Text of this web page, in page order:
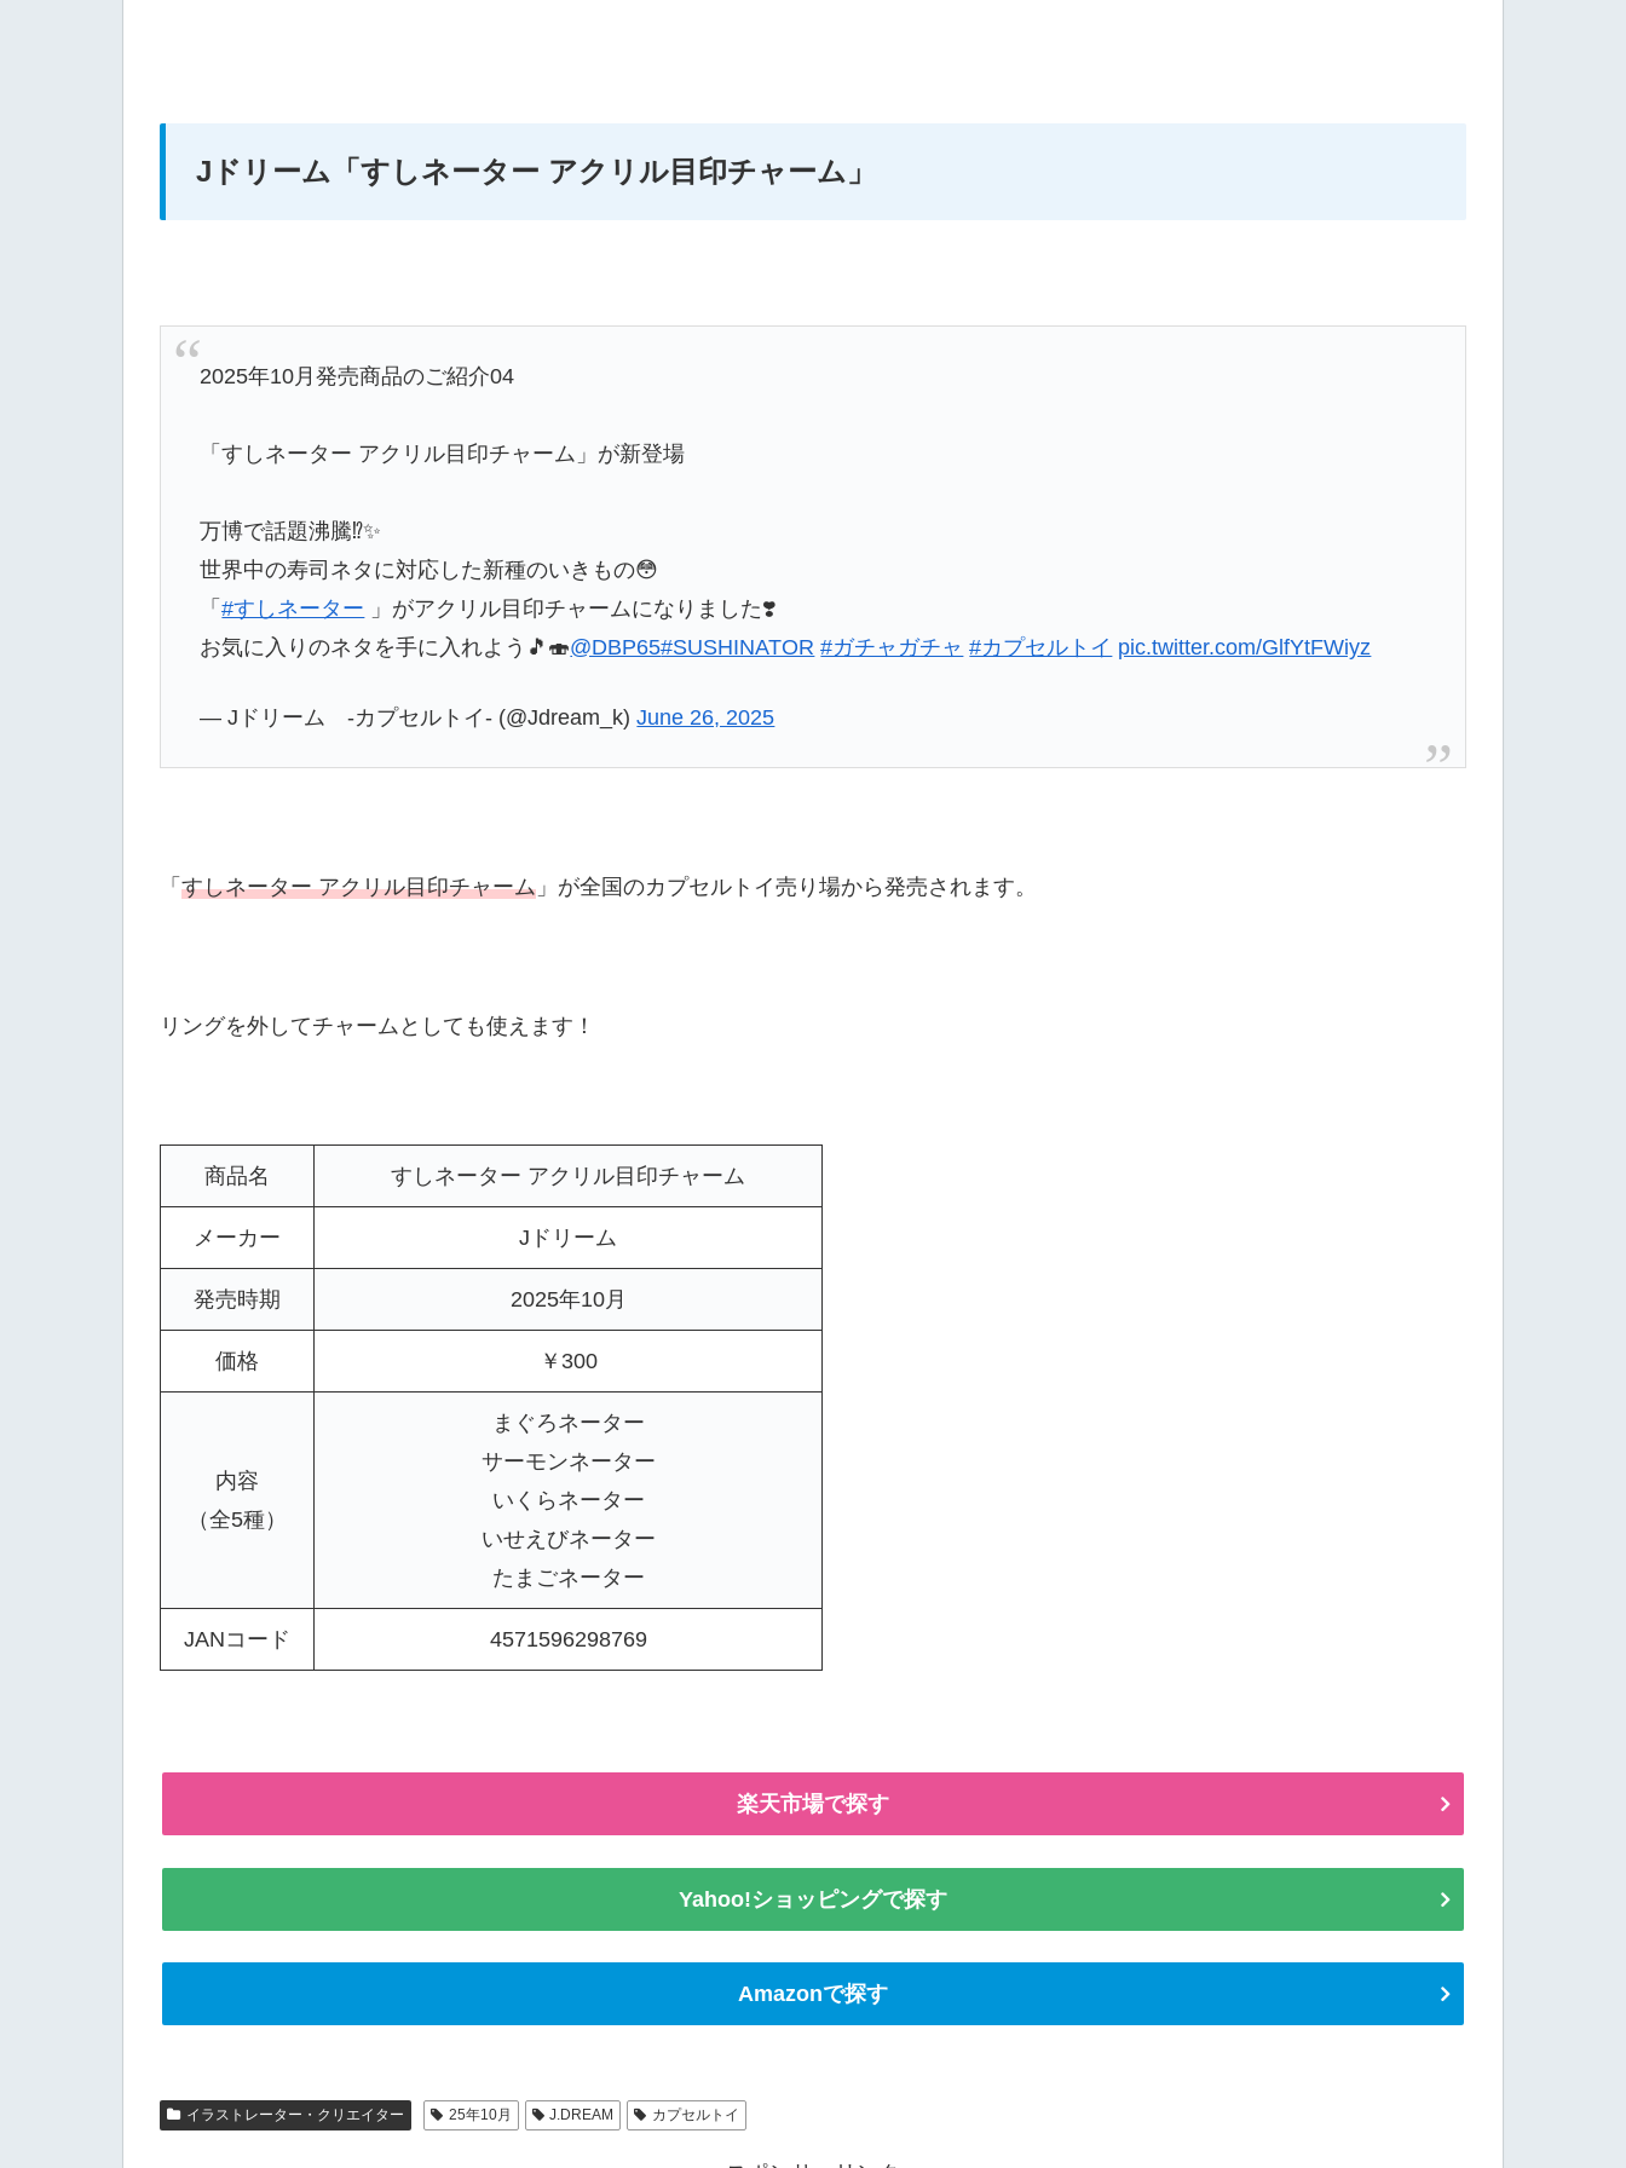
Jドリーム 「すしネーター アクリル目印チャーム」
2025年10月発売商品のご紹介04
「すしネーター アクリル目印チャーム」が新登場
万博で話題沸騰⁉️✨
世界中の寿司ネタに対応した新種のいきもの😳
「#すしネーター 」がアクリル目印チャームになりました❣️
お気に入りのネタを手に入れよう🎵🍣@DBP65#SUSHINATOR #ガチャガチャ #カプセルトイ pic.twitter.com/GlfYtFWiyz
— Jドリーム -カプセルトイ- (@Jdream_k)June 26, 2025
「 すしネーター アクリル目印チャーム 」が全国のカプセルトイ売り場から発売されます。
リングを外してチャームとしても使えます！
商品名 すしネーター アクリル目印チャーム
メーカー Jドリーム
発売時期 2025年10月
価格 ￥300
内容
（全5種）
まぐろネーター
サーモンネーター
いくらネーター
いせえびネーター
たまごネーター
JANコード 4571596298769
楽天市場で探す
Yahoo!ショッピングで探す
Amazonで探す
イラストレーター・クリエイター 25年10月 J.DREAM カプセルトイ